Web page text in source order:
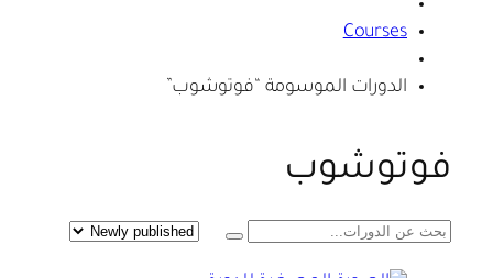
Courses
الدورات الموسومة “فوتوشوب”
فوتوشوب